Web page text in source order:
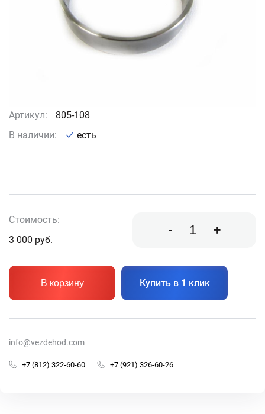
Артикул:
805-108
В наличии:
есть
Стоимость:
3 000 руб.
- +
В корзину Купить в 1 клик
info@vezdehod.com
+7 (812) 322-60-60 +7 (921) 326-60-26